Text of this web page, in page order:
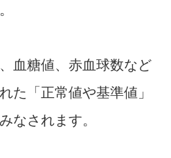
血糖値、赤血球数など
た「正常値や基準値」
なされます。